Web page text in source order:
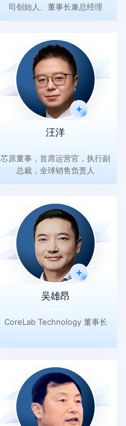
司创始人、董事长兼总经理
汪洋
芯原董事，首席运营官，执行副
总裁，全球销售负责人
吴雄昂
CoreLab Technology 董事长